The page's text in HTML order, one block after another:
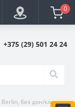
0
+375 (29) 501 24 24
без дон/кл, арт.